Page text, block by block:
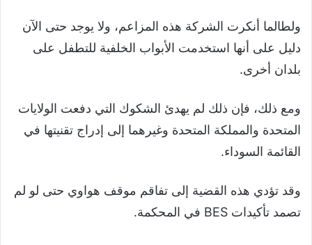
ولطالما أنكرت الشركة هذه المزاعم، ولا يوجد حتى الآن
دليل على أنها استخدمت الأبواب الخلفية للتطفل على
بلدان أخرى.
ومع ذلك، فإن ذلك لم يهدئ الشكوك التي دفعت الولايات
المتحدة والمملكة المتحدة وغيرهما إلى إدراج تقنيتها في
القائمة السوداء.
وقد تؤدي هذه القضية إلى تفاقم موقف هواوي حتى لو لم
تصمد تأكيدات BES في المحكمة.